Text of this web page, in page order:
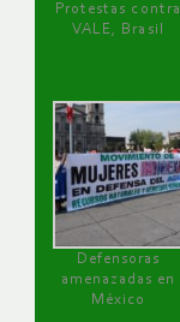
Protestas contra
VALE, Brasil
Defensoras
amenazadas en
México